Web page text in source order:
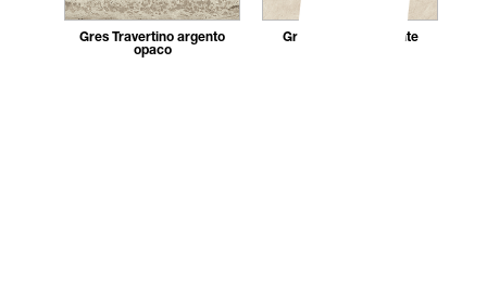
Gres Travertino argento
opaco
Gres Crema diamante